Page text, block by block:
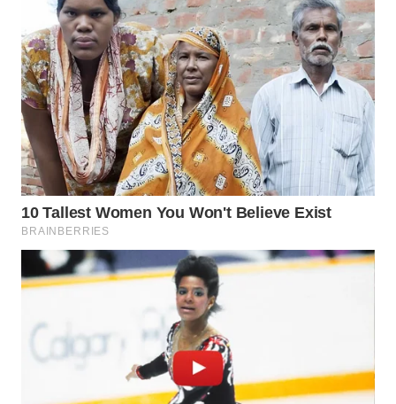
WAHANA
KONSUMEN
WAHANA
LISTRIK
WAHANA
TRAVEL
WAHANA
TV
WAHANANEWS